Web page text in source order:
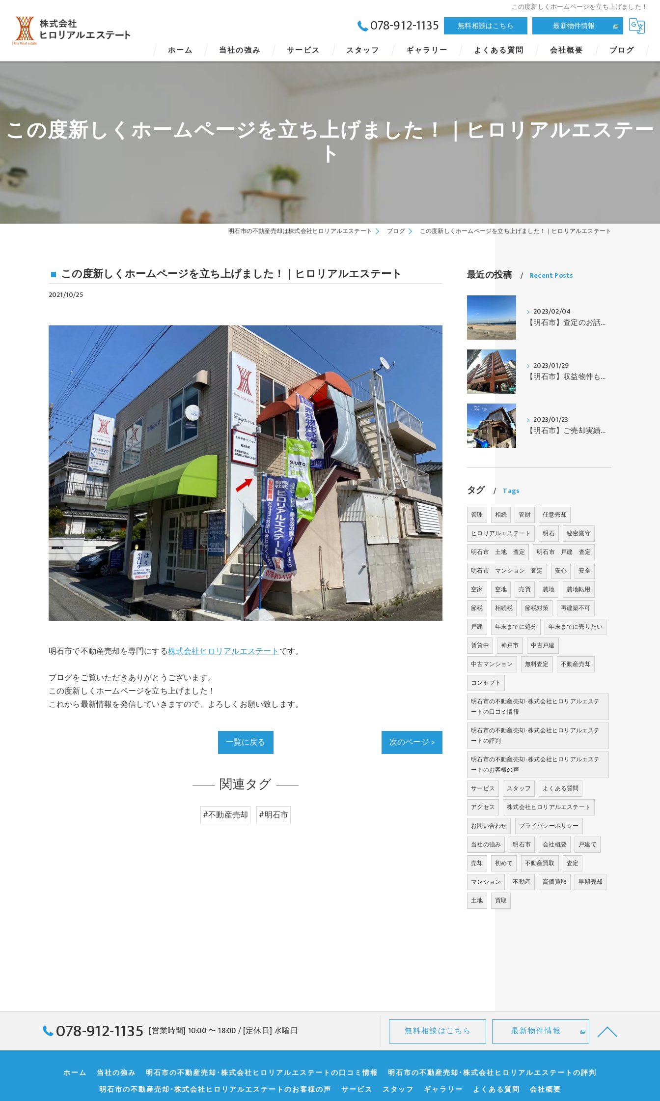
この度新しくホームページを立ち上げました！
078-912-1135 無料相談はこちら 最新物件情報
ホーム 当社の強み サービス スタッフ ギャラリー よくある質問 会社概要 ブログ
この度新しくホームページを立ち上げました！｜ヒロリアルエステー
ト
明石市の不動産売却は株式会社ヒロリアルエステート ブログ この度新しくホームページを立ち上げました！｜ヒロリアルエステート
この度新しくホームページを立ち上げました！｜ヒロリアルエステート
2021/10/25
明石市で不動産売却を専門にする株式会社ヒロリアルエステートです。
ブログをご覧いただきありがとうございます。
この度新しくホームページを立ち上げました！
これから最新情報を発信していきますので、よろしくお願い致します。
一覧に戻る 次のページ >
関連タグ
#不動産売却 #明石市
最近の投稿 Recent Posts
2023/02/04
【明石市】査定のお話｜ヒロリアルエステート
2023/01/29
【明石市】収益物件もお預かりします｜ヒロリアルエステート
2023/01/23
【明石市】ご売却実績｜ヒロリアルエステート
タグ Tags
管理 相続 管財
任意売却
ヒロリアルエステート
明石
秘密厳守
明石市 土地 査定
明石市 戸建 査定
明石市 マンション 査定
安心
安全
空家
空地 売買 農地
農地転用
節税
相続税 節税対策
再建築不可
戸建
年末までに処分
年末までに売りたい
賃貸中
神戸市
中古戸建
中古マンション
無料査定
不動産売却
コンセプト
明石市の不動産売却･株式会社ヒロリアルエステ
ートの口コミ情報
明石市の不動産売却･株式会社ヒロリアルエステ
ートの評判
明石市の不動産売却･株式会社ヒロリアルエステ
ートのお客様の声
サービス
スタッフ
よくある質問
アクセス
株式会社ヒロリアルエステート
お問い合わせ
プライバシーポリシー
当社の強み
明石市 会社概要
戸建て
売却
初めて 不動産買取
査定
マンション
不動産 高価買取
早期売却
土地
買取
078-912-1135 [営業時間] 10:00 〜 18:00 / [定休日] 水曜日 無料相談はこちら 最新物件情報
ホーム 当社の強み 明石市の不動産売却･株式会社ヒロリアルエステートの口コミ情報
明石市の不動産売却･株式会社ヒロリアルエステートの評判
明石市の不動産売却･株式会社ヒロリアルエステートのお客様の声
サービス スタッフ ギャラリー よくある質問 会社概要